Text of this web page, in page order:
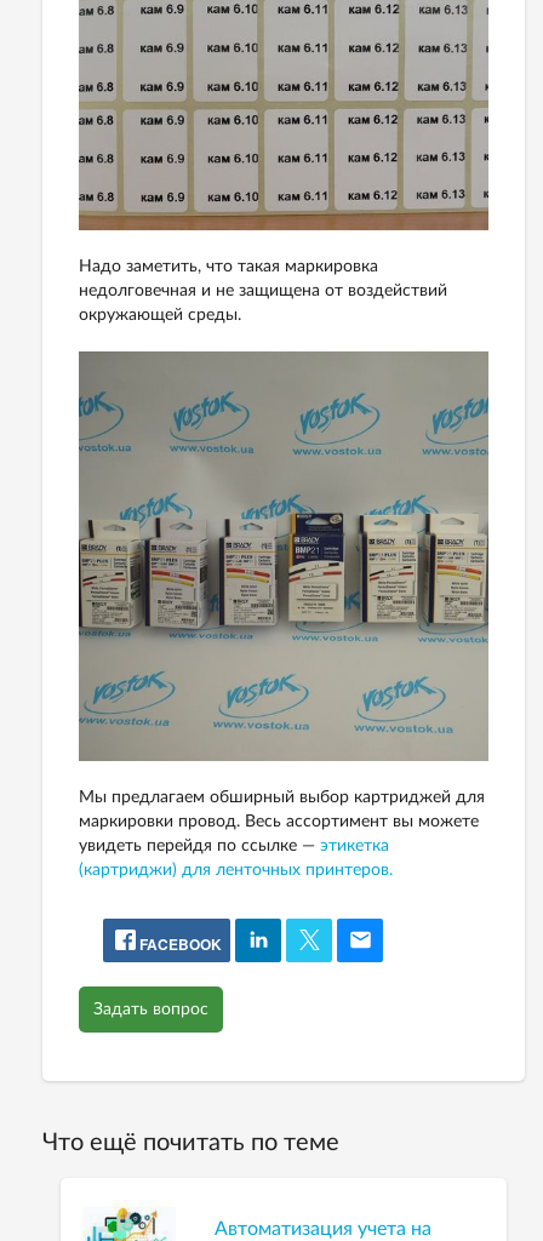
Надо заметить, что такая маркировка
недолговечная и не защищена от воздействий
окружающей среды.
Мы предлагаем обширный выбор картриджей для
маркировки провод. Весь ассортимент вы можете
увидеть перейдя по ссылке — этикетка
(картриджи) для ленточных принтеров.
FACEBOOK
Задать вопрос
Что ещё почитать по теме
Автоматизация учета на